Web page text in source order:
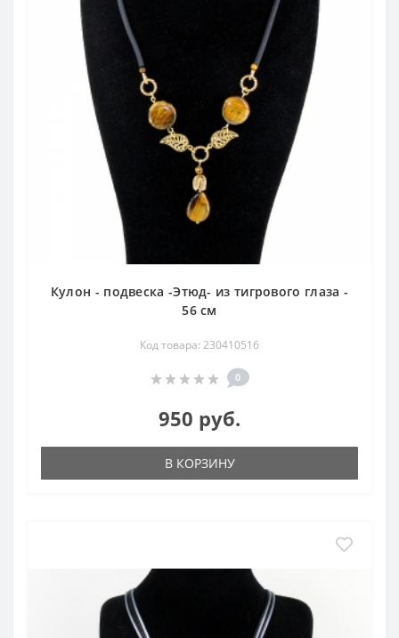
Кулон - подвеска -Этюд- из тигрового глаза -
56 см
Код товара: 230410516
0
950 руб.
В КОРЗИНУ